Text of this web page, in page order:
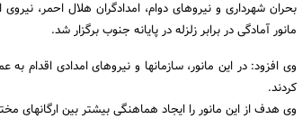
بحران شهرداری و نیروهای دوام، امدادگران هلال احمر،
مانور آمادگی در برابر زلزله در پایانه جنوب برگزار شد.
وی افزود: در این مانور، سازمانها و نیروهای امدادی
کردند.
وی هدف از این مانور را ایجاد هماهنگی بیشتر بین ارگانهای